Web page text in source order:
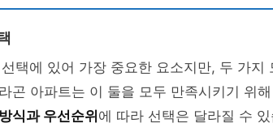
택에 있어 가장 중요한 요소지만, 두 가지
곤 아파트는 이 둘을 모두 만족시키기 위
식과 우선순위 에 따라 선택은 달라질 수